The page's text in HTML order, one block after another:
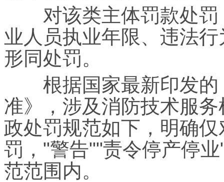
对该类主体罚款处罚
业人员执业年限、违法
形同处罚。
根据国家最新印发的
准》，涉及消防技术服
政处罚规范如下，明确
罚，"警告""责令停产停
范范围内。